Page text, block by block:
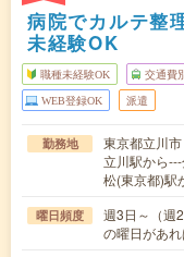
病院でカルテ整
未経験OK
職種未経験OK 交通費
WEB登録OK 派遣
勤務地
東京都立川市
立川駅から
松(東京都)駅
曜日頻度
週3日～（週
の曜日があ